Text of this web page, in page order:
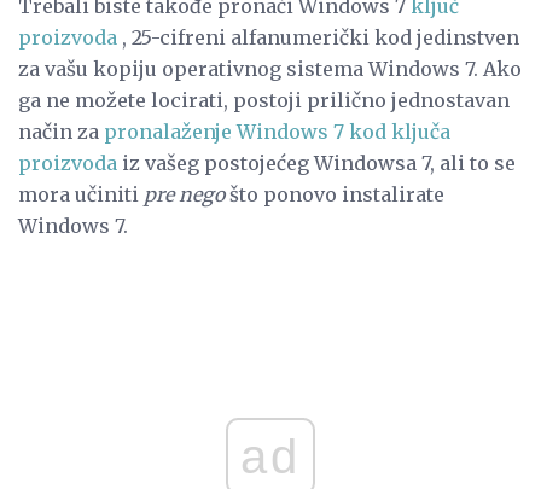
Trebali biste takođe pronaći Windows 7 ključ
proizvoda , 25-cifreni alfanumerički kod jedinstven
za vašu kopiju operativnog sistema Windows 7. Ako
ga ne možete locirati, postoji prilično jednostavan
način za pronalaženje Windows 7 kod ključa
proizvoda iz vašeg postojećeg Windowsa 7, ali to se
mora učiniti pre negošto ponovo instalirate
Windows 7.
ad